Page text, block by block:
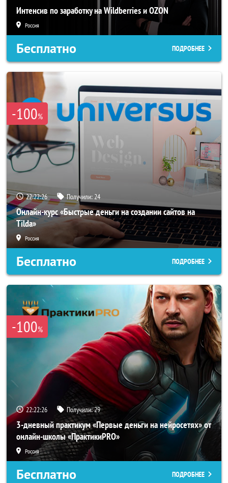
Интенсив по заработку на Wildberries и OZON
Россия
Бесплатно ПОДРОБНЕЕ
-100%
22:22:23 Получили:24
Онлайн-курс «Быстрые деньги на создании сайтов на
Tilda»
Россия
Бесплатно ПОДРОБНЕЕ
-100%
22:22:23 Получили:29
3-дневный практикум «Первые деньги на нейросетях» от
онлайн-школы «ПрактикиPRO»
Россия
Бесплатно ПОДРОБНЕЕ